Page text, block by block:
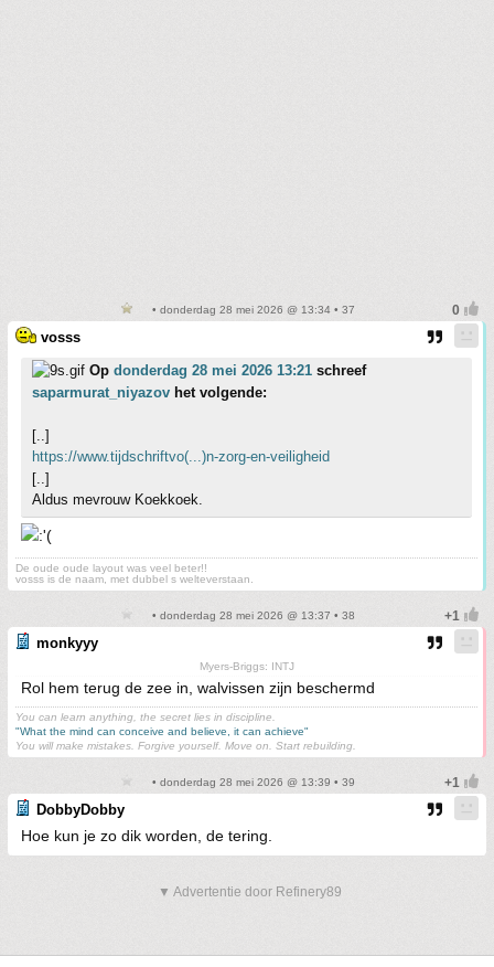
• donderdag 28 mei 2026 @ 13:34 • 37
vosss
Op donderdag 28 mei 2026 13:21 schreef
saparmurat_niyazov het volgende:
[..]
https://www.tijdschriftvo(...)n-zorg-en-veiligheid
[..]
Aldus mevrouw Koekkoek.
De oude oude layout was veel beter!!
vosss is de naam, met dubbel s welteverstaan.
• donderdag 28 mei 2026 @ 13:37 • 38
monkyyy
Myers-Briggs: INTJ
Rol hem terug de zee in, walvissen zijn beschermd
You can learn anything, the secret lies in discipline.
"What the mind can conceive and believe, it can achieve"
You will make mistakes. Forgive yourself. Move on. Start rebuilding.
• donderdag 28 mei 2026 @ 13:39 • 39
DobbyDobby
Hoe kun je zo dik worden, de tering.
▼ Advertentie door Refinery89